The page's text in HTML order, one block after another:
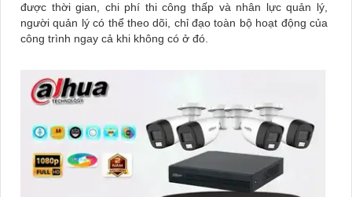
được thời gian, chi phí thi công thấp và nhân lực quản lý,
người quản lý có thể theo dõi, chỉ đạo toàn bộ hoạt động của
công trình ngay cả khi không có ở đó.